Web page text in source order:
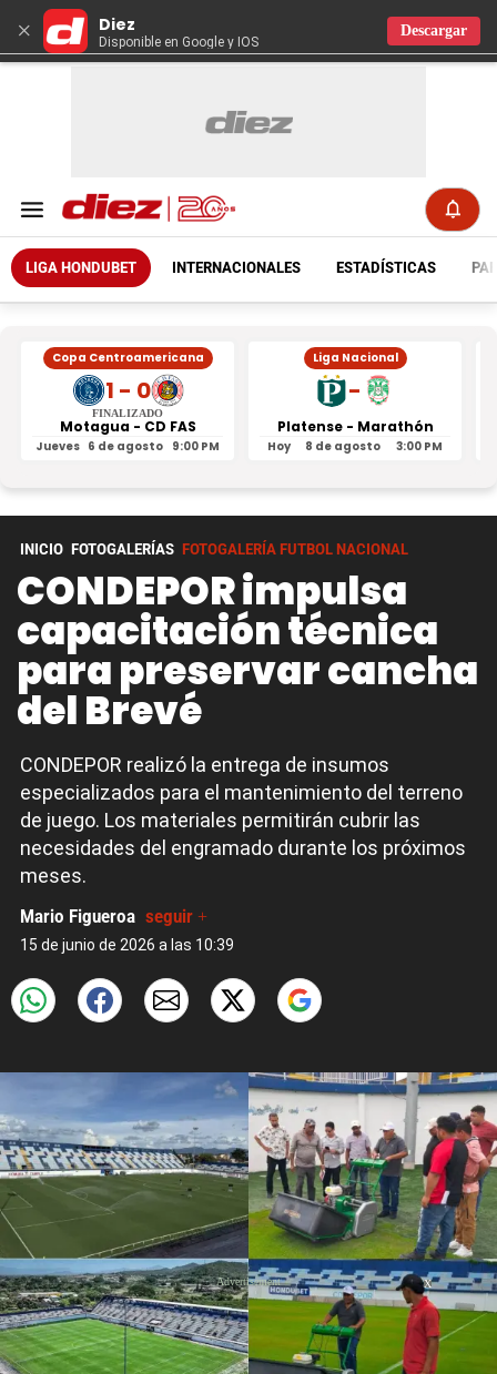
× Diez
Disponible en Google y IOS
Descargar
LIGA HONDUBET INTERNACIONALES ESTADÍSTICAS
Copa Centroamericana
1 - 0
FINALIZADO
Motagua - CD FAS
Jueves 6 de agosto 9:00 PM
Liga Nacional
-
Platense - Marathón
Hoy 8 de agosto 3:00 PM
INICIO FOTOGALERÍAS FOTOGALERÍA FUTBOL NACIONAL
CONDEPOR impulsa
capacitación técnica
para preservar cancha
del Brevé
CONDEPOR realizó la entrega de insumos
especializados para el mantenimiento del terreno
de juego. Los materiales permitirán cubrir las
necesidades del engramado durante los próximos
meses.
Mario Figueroa seguir +
15 de junio de 2026 a las 10:39
X